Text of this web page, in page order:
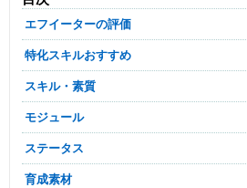
エフイーターの評価
特化スキルおすすめ
スキル・素質
モジュール
ステータス
育成素材